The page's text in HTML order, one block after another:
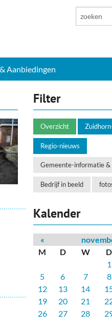
Aanbiedingen
Filter
Overzicht
Regio-nieuws
Gemeente-informatie &
Bedrijf in beeld
Kalender
«
M
D W D
1
5
6 7 8
12
13 14
19
20 21
26
27 28